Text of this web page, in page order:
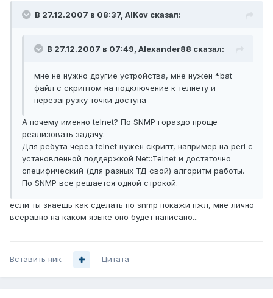
В 27.12.2007 в 08:37, AlKov сказал:
В 27.12.2007 в 07:49, Alexander88 сказал:
мне не нужно другие устройства, мне нужен *.bat
файл с скриптом на подключение к телнету и
перезагрузку точки доступа
А почему именно telnet? По SNMP гораздо проще
реализовать задачу.
Для ребута через telnet нужен скрипт, например на perl с
установленной поддержкой Net::Telnet и достаточно
специфический (для разных ТД свой) алгоритм работы.
По SNMP все решается одной строкой.
если ты знаешь как сделать по snmp покажи пжл, мне лично
всеравно на каком языке оно будет написано...
Вставить ник Цитата